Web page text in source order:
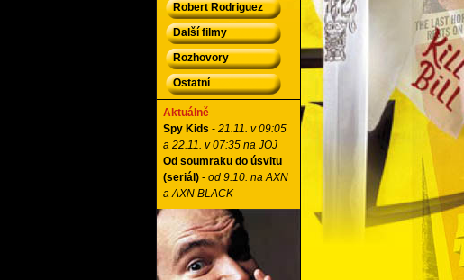
Robert Rodriguez
Další filmy
Rozhovory
Ostatní
Aktuálně
Spy Kids - 21.11. v 09:05
a 22.11. v 07:35 na JOJ
Od soumraku do úsvitu
(seriál)- od 9.10. na AXN
a AXN BLACK